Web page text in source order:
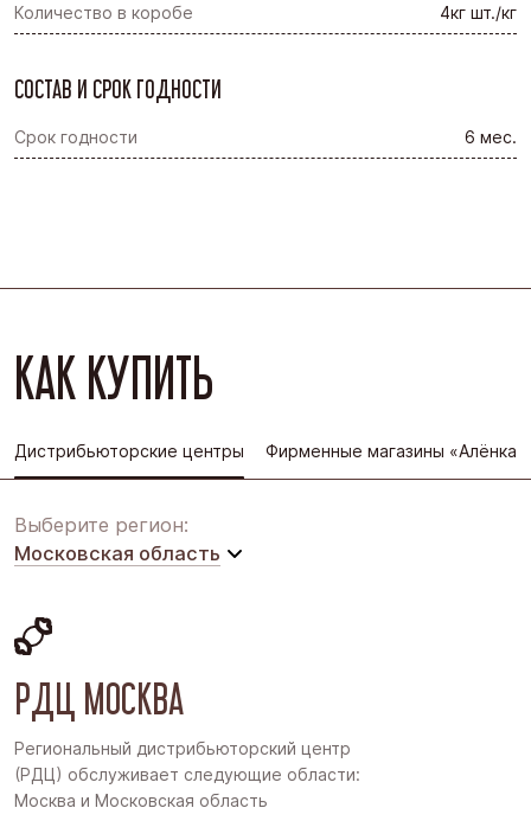
Количество в коробе 4кг шт./кг
СОСТАВ И СРОК ГОДНОСТИ
Срок годности 6 мес.
КАК КУПИТЬ
Дистрибьюторские центры Фирменные магазины «Алёнка»
Выберите регион:
Московская область
Восточная Сибирь
Дальний Восток
Поволжье
РДЦ МОСКВА
Региональный дистрибьюторский центр
(РДЦ) обслуживает следующие области:
Москва и Московская область